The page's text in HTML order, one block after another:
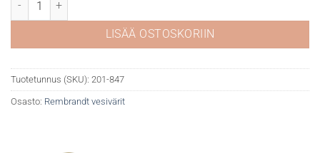
LISÄÄ OSTOSKORIIN
Tuotetunnus (SKU): 201-847
Osasto: Rembrandt vesivärit